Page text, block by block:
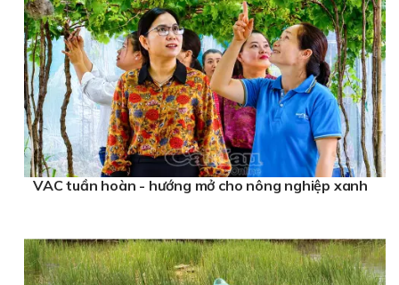
VAC tuần hoàn - hướng mở cho nông nghiệp xanh